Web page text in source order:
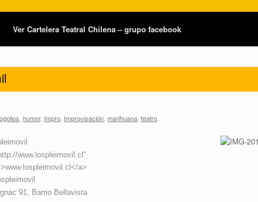
Ver Cartelera Teatral Chilena – grupo facebook
humor, Impro Improvisación marihuana teatro
www.lospleimovil.cl"
a>
91, Barrio Bellavista